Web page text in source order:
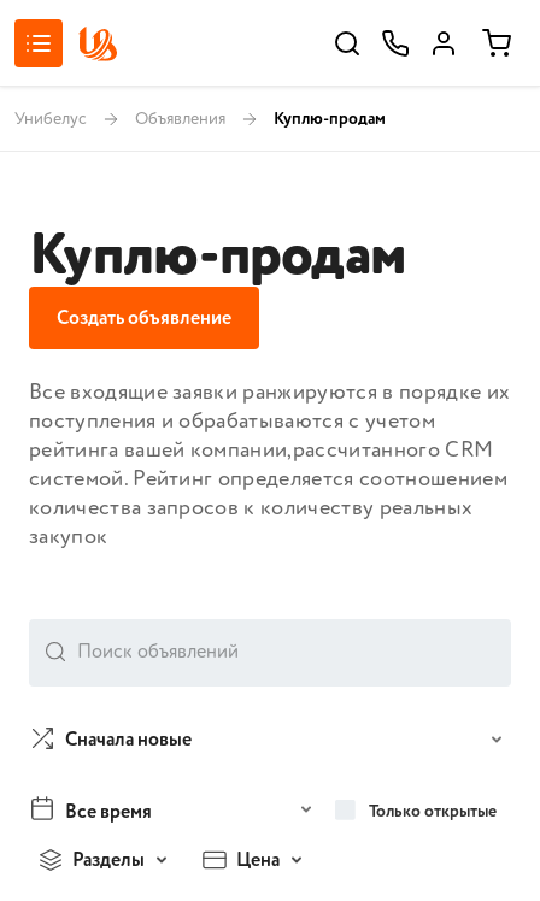
Унибелус Объявления Куплю-продам
Куплю-продам
Создать объявление
Все входящие заявки ранжируются в порядке их
поступления и обрабатываются с учетом
рейтинга вашей компании,рассчитанного СRМ
системой. Рейтинг определяется соотношением
количества запросов к количеству реальных
закупок
Сначала новые
Все время Только открытые
Разделы Цена